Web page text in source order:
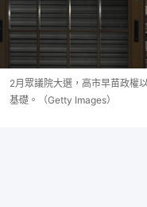
2月眾議院大選，高市早苗政權
基礎。（Getty Images）